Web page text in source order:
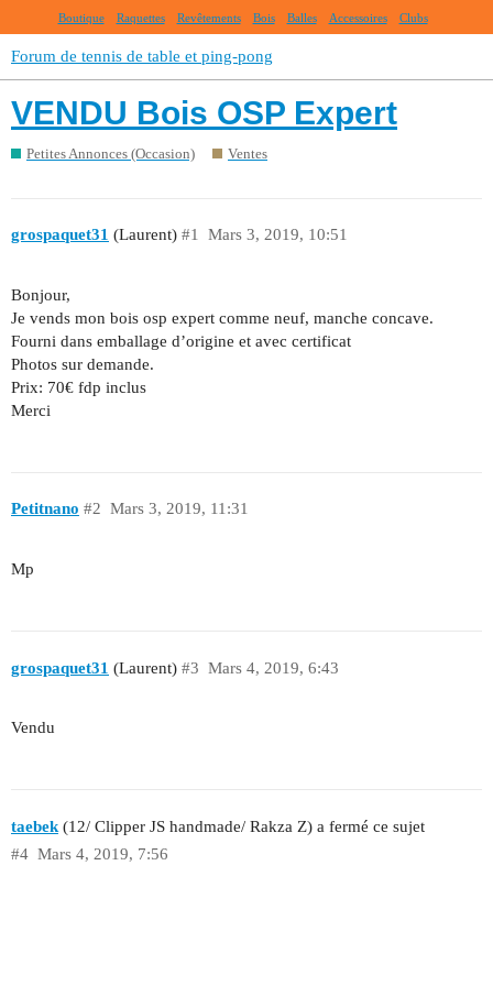
Boutique Raquettes Revêtements Bois Balles Accessoires Clubs
Forum de tennis de table et ping-pong
VENDU Bois OSP Expert
Petites Annonces (Occasion) Ventes
grospaquet31 (Laurent) Mars 3, 2019, 10:51
#1
Bonjour,
Je vends mon bois osp expert comme neuf, manche concave.
Fourni dans emballage d’origine et avec certificat
Photos sur demande.
Prix: 70€ fdp inclus
Merci
Petitnano Mars 3, 2019, 11:31
#2
Mp
grospaquet31 (Laurent) Mars 4, 2019, 6:43
#3
Vendu
taebek (12/ Clipper JS handmade/ Rakza Z) a fermé ce sujet
Mars 4, 2019, 7:56
#4